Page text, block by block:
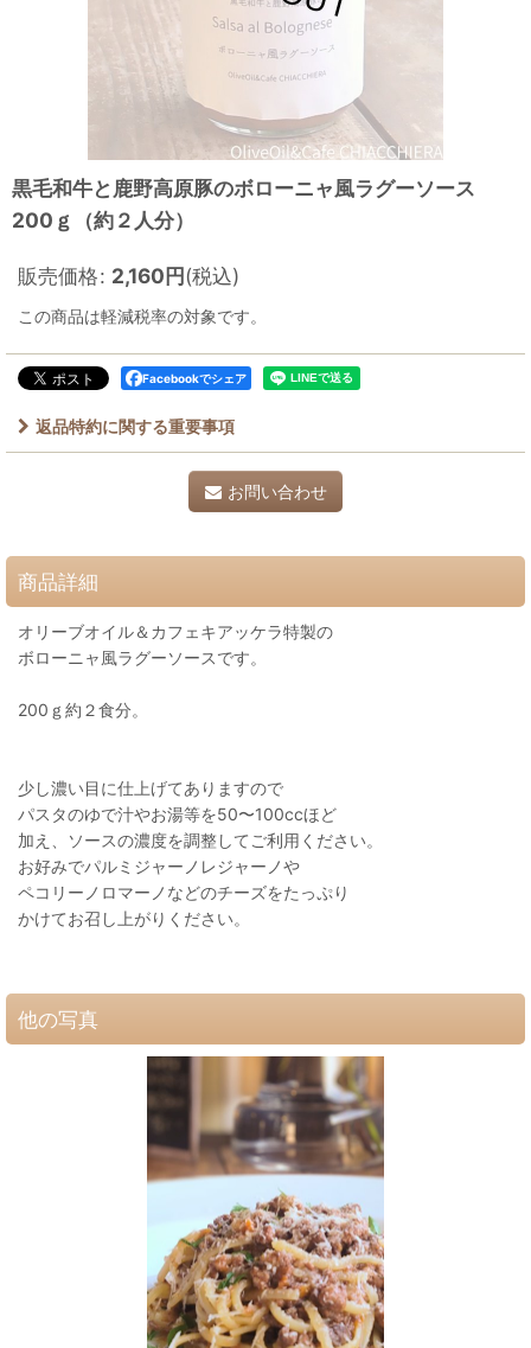
黒毛和牛と鹿野高原豚のボローニャ風ラグーソース
200ｇ（約２人分）
販売価格: 2,160円(税込)
この商品は軽減税率の対象です。
Facebookでシェア
返品特約に関する重要事項
お問い合わせ
商品詳細
オリーブオイル＆カフェキアッケラ特製の
ボローニャ風ラグーソースです。
200ｇ約２食分。
少し濃い目に仕上げてありますので
パスタのゆで汁やお湯等を50〜100ccほど
加え、ソースの濃度を調整してご利用ください。
お好みでパルミジャーノレジャーノや
ペコリーノロマーノなどのチーズをたっぷり
かけてお召し上がりください。
他の写真